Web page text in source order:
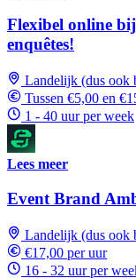
Flexibel online
enquêtes!
Landelijk (dus ook
Tussen €5,00 en
1 - 40 uur per week
Lees meer
Event Brand
Landelijk (dus ook
€17,00 per uur
16 - 32 uur per